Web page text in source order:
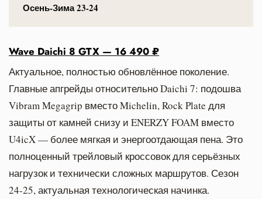
Осень-Зима 23-24
Wave Daichi 8 GTX — 16 490 ₽
Актуальное, полностью обновлённое поколение.
Главные апгрейды относительно Daichi 7: подошва
Vibram Megagrip вместо Michelin, Rock Plate для
защиты от камней снизу и ENERZY FOAM вместо
U4icX — более мягкая и энергоотдающая пена. Это
полноценный трейловый кроссовок для серьёзных
нагрузок и технически сложных маршрутов. Сезон
24-25, актуальная технологическая начинка.